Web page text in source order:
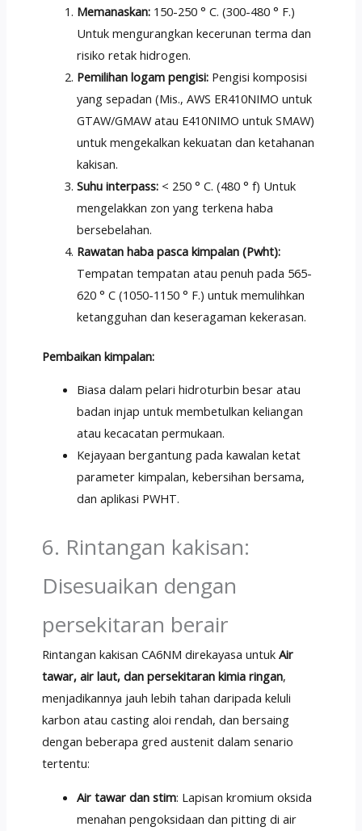
Memanaskan: 150-250 ° C. (300-480 ° F.)
Untuk mengurangkan kecerunan terma dan
risiko retak hidrogen.
Pemilihan logam pengisi: Pengisi komposisi
yang sepadan (Mis., AWS ER410NIMO untuk
GTAW/GMAW atau E410NIMO untuk SMAW)
untuk mengekalkan kekuatan dan ketahanan
kakisan.
Suhu interpass: < 250 ° C. (480 ° f) Untuk
mengelakkan zon yang terkena haba
bersebelahan.
Rawatan haba pasca kimpalan (Pwht):
Tempatan tempatan atau penuh pada 565-
620 ° C (1050-1150 ° F.) untuk memulihkan
ketangguhan dan keseragaman kekerasan.
Pembaikan kimpalan:
Biasa dalam pelari hidroturbin besar atau
badan injap untuk membetulkan keliangan
atau kecacatan permukaan.
Kejayaan bergantung pada kawalan ketat
parameter kimpalan, kebersihan bersama,
dan aplikasi PWHT.
6. Rintangan kakisan:
Disesuaikan dengan
persekitaran berair
Rintangan kakisan CA6NM direkayasa untuk Air
tawar, air laut, dan persekitaran kimia ringan,
menjadikannya jauh lebih tahan daripada keluli
karbon atau casting aloi rendah, dan bersaing
dengan beberapa gred austenit dalam senario
tertentu:
Air tawar dan stim: Lapisan kromium oksida
menahan pengoksidaan dan pitting di air